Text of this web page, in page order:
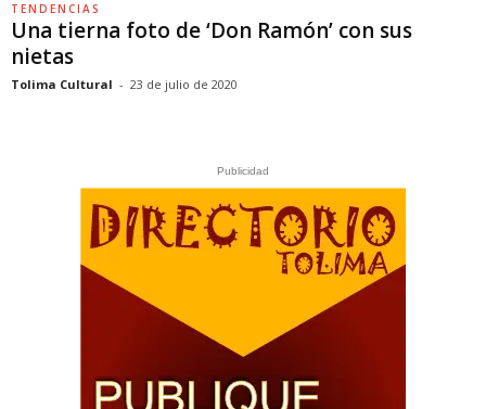
TENDENCIAS
Una tierna foto de ‘Don Ramón’ con sus
nietas
Tolima Cultural - 23 de julio de 2020
Publicidad